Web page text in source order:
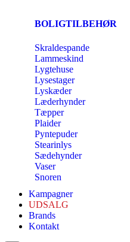
BOLIGTILBEHØR
Skraldespande
Lammeskind
Lygtehuse
Lysestager
Lyskæder
Læderhynder
Tæpper
Plaider
Pyntepuder
Stearinlys
Sædehynder
Vaser
Snoren
Kampagner
UDSALG
Brands
Kontakt